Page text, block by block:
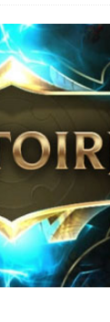
meilleure mort